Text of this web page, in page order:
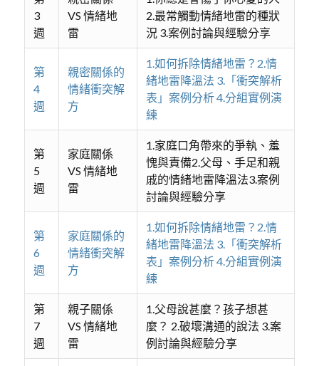
3
週
VS 情緒地
雷
2.最常觸動情緒地雷的種狀
況 3.案例討論與經驗分享
第
4
週
親密關係的
情緒衝突解
方
1.如何拆除情緒地雷？2.情
緒地雷降溫法 3.「衝突解析
表」案例分析 4.分組實例演
練
第
5
週
家庭關係
VS 情緒地
雷
1.家庭口角帶來的爭執、羞
愧與責備2.父母、手足和親
戚的情緒地雷降溫法3.案例
討論與經驗分享
第
6
週
家庭關係的
情緒衝突解
方
1.如何拆除情緒地雷？2.情
緒地雷降溫法 3.「衝突解析
表」案例分析 4.分組實例演
練
第
7
週
親子關係
VS 情緒地
雷
1.父母說甚麼？孩子想甚
麼？ 2.破壞溝通的說法 3.案
例討論與經驗分享